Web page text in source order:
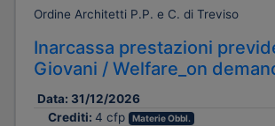
Ordine Architetti P.P. e C. di Treviso
Inarcassa prestazioni
Giovani / Welfare_on
Data: 31/12/2026
Crediti: 4 cfp Materie Obbl.